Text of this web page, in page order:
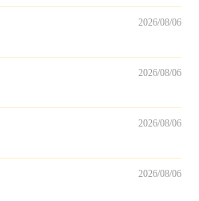
2026/08/06
2026/08/06
2026/08/06
2026/08/06